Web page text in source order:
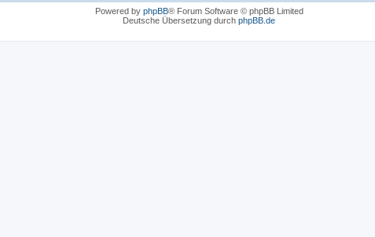
Powered by phpBB® Forum Software © phpBB Limited
Deutsche Übersetzung durch phpBB.de